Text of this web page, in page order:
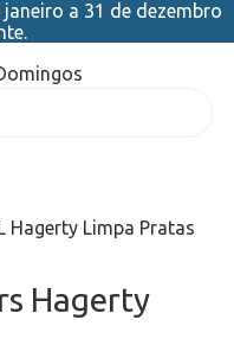
a 31 de dezembro
Hagerty Limpa Pratas
Hagerty